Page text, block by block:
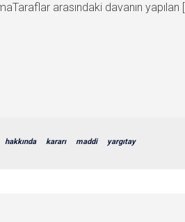
arasındaki davanın yapılan
hakkında kararı maddi yargıtay